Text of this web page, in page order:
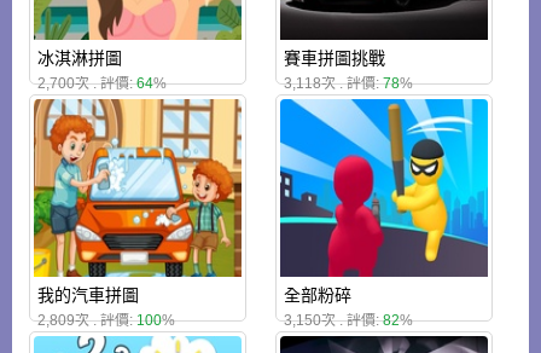
冰淇淋拼圖
2,700次 . 評價:64%
賽車拼圖挑戰
3,118次 . 評價:78%
我的汽車拼圖
2,809次 . 評價:100%
全部粉碎
3,150次 . 評價:82%